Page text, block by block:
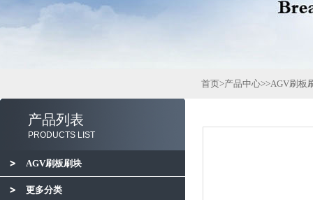
产品列表
PRODUCTS LIST
AGV刷板刷块
更多分类
首页>产品中心>>AGV刷板